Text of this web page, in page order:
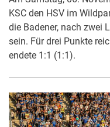
KSC den HSV im
die Badener, nach zwei
sein. Für drei Punkte
endete 1:1 (1:1).